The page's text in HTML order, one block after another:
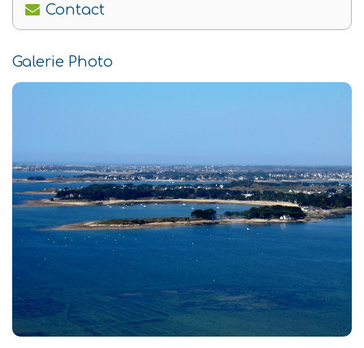
Contact
Galerie Photo